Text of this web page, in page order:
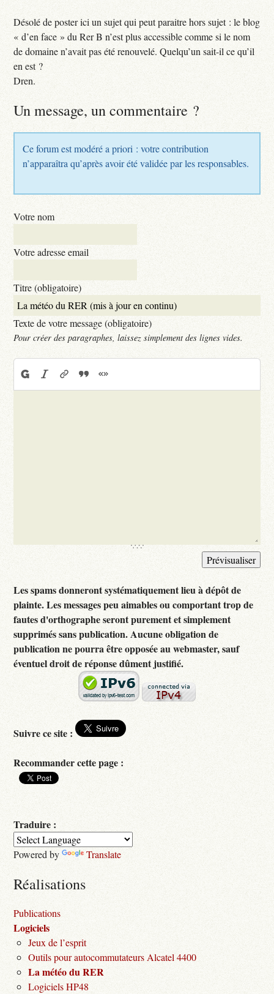
Désolé de poster ici un sujet qui peut paraitre hors sujet : le blog
« d’en face » du Rer B n’est plus accessible comme si le nom
de domaine n’avait pas été renouvelé. Quelqu’un sait-il ce qu’il
en est ?
Dren.
Un message, un commentaire ?
Ce forum est modéré a priori : votre contribution
n’apparaîtra qu’après avoir été validée par les responsables.
Votre nom
Votre adresse email
Titre (obligatoire)
Texte de votre message (obligatoire)
Pour créer des paragraphes, laissez simplement des lignes vides.
Les spams donneront systématiquement lieu à dépôt de
plainte. Les messages peu aimables ou comportant trop de
fautes d'orthographe seront purement et simplement
supprimés sans publication. Aucune obligation de
publication ne pourra être opposée au webmaster, sauf
éventuel droit de réponse dûment justifié.
Suivre ce site :
Recommander cette page :
Traduire :
Powered by Translate
Réalisations
Publications
Logiciels
Jeux de l’esprit
Outils pour autocommutateurs Alcatel 4400
La météo du RER
Logiciels HP48